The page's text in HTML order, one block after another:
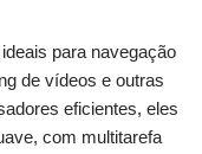
para navegação
de vídeos e outras
eficientes, eles
com multitarefa